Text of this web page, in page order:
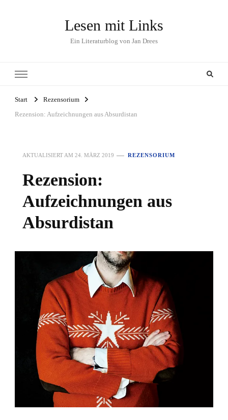
Lesen mit Links
Ein Literaturblog von Jan Drees
Start
Rezensorium
Rezension: Aufzeichnungen aus Absurdistan
AKTUALISIERT AM 24. MÄRZ 2019 REZENSORIUM
Rezension:
Aufzeichnungen aus
Absurdistan